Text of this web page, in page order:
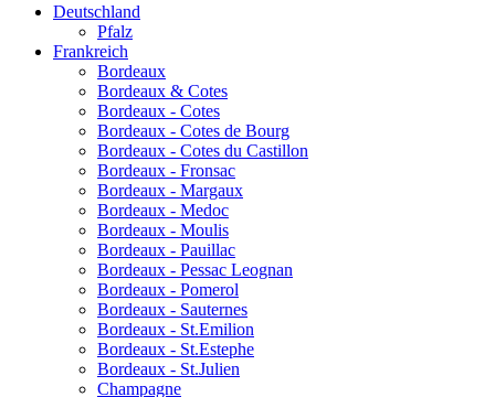
Deutschland
Pfalz
Frankreich
Bordeaux
Bordeaux & Cotes
Bordeaux - Cotes
Bordeaux - Cotes de Bourg
Bordeaux - Cotes du Castillon
Bordeaux - Fronsac
Bordeaux - Margaux
Bordeaux - Medoc
Bordeaux - Moulis
Bordeaux - Pauillac
Bordeaux - Pessac Leognan
Bordeaux - Pomerol
Bordeaux - Sauternes
Bordeaux - St.Emilion
Bordeaux - St.Estephe
Bordeaux - St.Julien
Champagne